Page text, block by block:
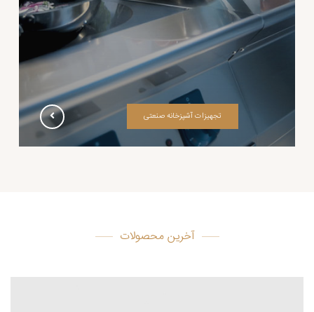
تجهیزات آشپزخانه صنعتی
آخرین محصولات